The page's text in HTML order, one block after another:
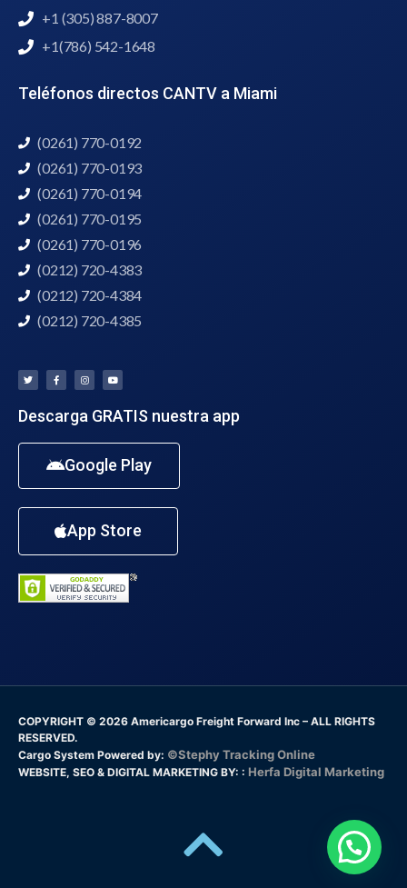
+1 (305) 887-8007
+1(786) 542-1648
Teléfonos directos CANTV a Miami
(0261) 770-0192
(0261) 770-0193
(0261) 770-0194
(0261) 770-0195
(0261) 770-0196
(0212) 720-4383
(0212) 720-4384
(0212) 720-4385
Descarga GRATIS nuestra app
Google Play
App Store
COPYRIGHT © 2026 Americargo Freight Forward Inc – ALL RIGHTS
RESERVED.
Cargo System Powered by: ©Stephy Tracking Online
WEBSITE, SEO & DIGITAL MARKETING BY: : Herfa Digital Marketing